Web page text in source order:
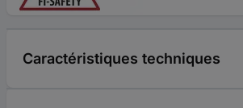
Caractéristiques techniques